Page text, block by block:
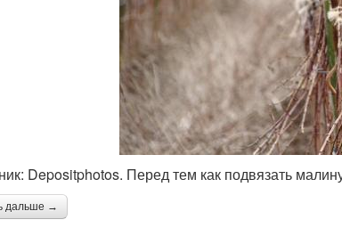
Depositphotos. Перед тем как подвязать
дальше →